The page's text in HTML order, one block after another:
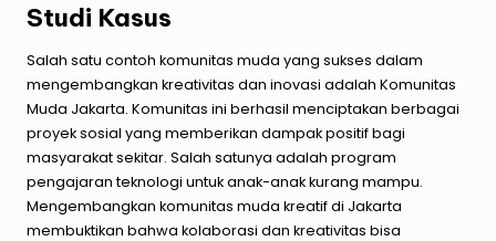
Studi Kasus
Salah satu contoh komunitas muda yang sukses dalam
mengembangkan kreativitas dan inovasi adalah Komunitas
Muda Jakarta. Komunitas ini berhasil menciptakan berbagai
proyek sosial yang memberikan dampak positif bagi
masyarakat sekitar. Salah satunya adalah program
pengajaran teknologi untuk anak-anak kurang mampu.
Mengembangkan komunitas muda kreatif di Jakarta
membuktikan bahwa kolaborasi dan kreativitas bisa